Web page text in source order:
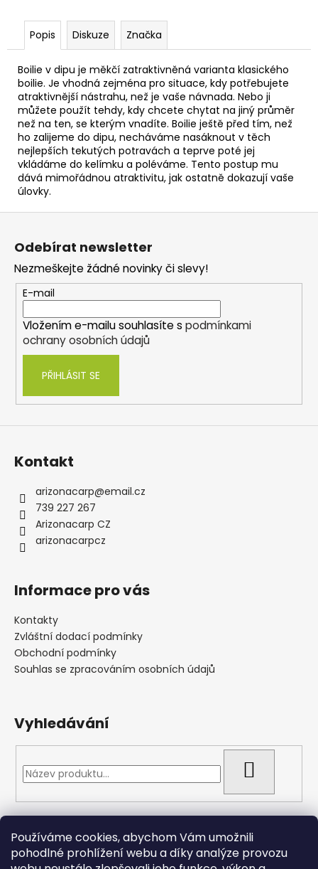
Používáme cookies, abychom Vám umožnili
pohodlné prohlížení webu a díky analýze provozu
Popis Diskuze Značka
Boilie v dipu je měkčí zatraktivněná varianta klasického
boilie. Je vhodná zejména pro situace, kdy potřebujete
atraktivnější nástrahu, než je vaše návnada. Nebo ji
můžete použít tehdy, kdy chcete chytat na jiný průměr
než na ten, se kterým vnadíte. Boilie ještě před tím, než
ho zalijeme do dipu, necháváme nasáknout v těch
nejlepších tekutých potravách a teprve poté jej
vkládáme do kelímku a poléváme. Tento postup mu
dává mimořádnou atraktivitu, jak ostatně dokazují vaše
úlovky.
KRMÍTKO
DELPHIN
KLASIK
27
Kč
Z
Odebírat newsletter
Nezmeškejte žádné novinky či slevy!
E-mail
Vložením e-mailu souhlasíte s podmínkami
ochrany osobních údajů
PŘIHLÁSIT SE
Kontakt
arizonacarp@email.cz
739 227 267
Arizonacarp CZ
arizonacarpcz
Informace pro vás
Kontakty
Zvláštní dodací podmínky
Obchodní podmínky
Souhlas se zpracováním osobních údajů
Vyhledávání
Přijímáme online platby